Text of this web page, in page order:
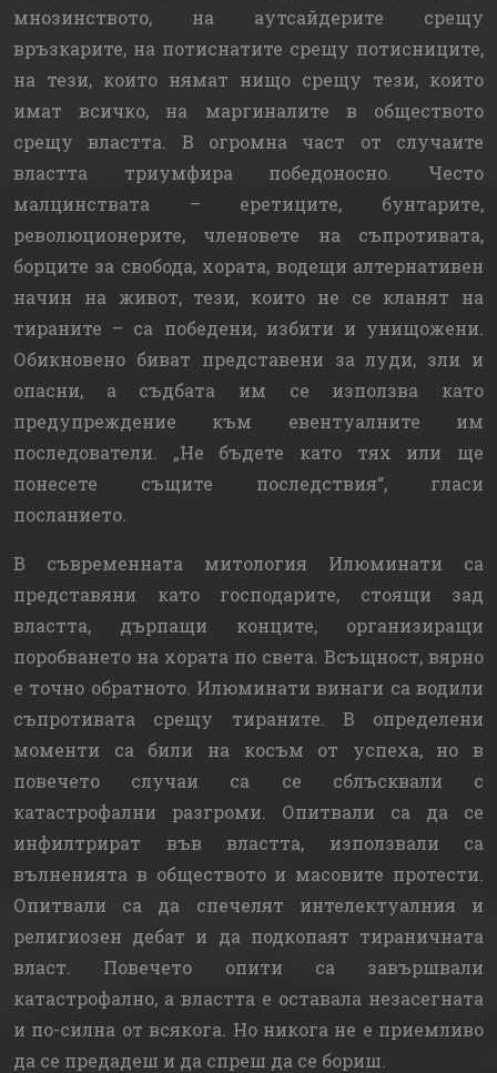
мнозинството, на аутсайдерите срещу
връзкарите, на потиснатите срещу потисниците,
на тези, които нямат нищо срещу тези, които
имат всичко, на маргиналите в обществото
срещу властта. В огромна част от случаите
властта триумфира победоносно. Често
малцинствата – еретиците, бунтарите,
революционерите, членовете на съпротивата,
борците за свобода, хората, водещи алтернативен
начин на живот, тези, които не се кланят на
тираните – са победени, избити и унищожени.
Обикновено биват представени за луди, зли и
опасни, а съдбата им се използва като
предупреждение към евентуалните им
последователи. „Не бъдете като тях или ще
понесете същите последствия“, гласи
посланието.
В съвременната митология Илюминати са
представяни като господарите, стоящи зад
властта, дърпащи конците, организиращи
поробването на хората по света. Всъщност, вярно
е точно обратното. Илюминати винаги са водили
съпротивата срещу тираните. В определени
моменти са били на косъм от успеха, но в
повечето случаи са се сблъсквали с
катастрофални разгроми. Опитвали са да се
инфилтрират във властта, използвали са
вълненията в обществото и масовите протести.
Опитвали са да спечелят интелектуалния и
религиозен дебат и да подкопаят тираничната
власт. Повечето опити са завършвали
катастрофално, а властта е оставала незасегната
и по-силна от всякога. Но никога не е приемливо
да се предадеш и да спреш да се бориш.